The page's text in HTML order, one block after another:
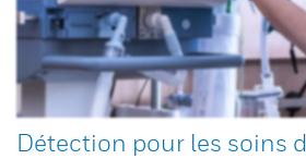
Détection pour les soins